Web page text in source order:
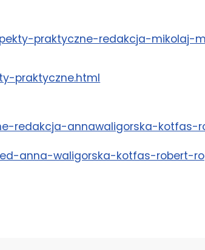
praktyczne-redakcja-mikolaj-
praktyczne.html
redakcja-annawaligorska-kotfas-
anna-waligorska-kotfas-robert-